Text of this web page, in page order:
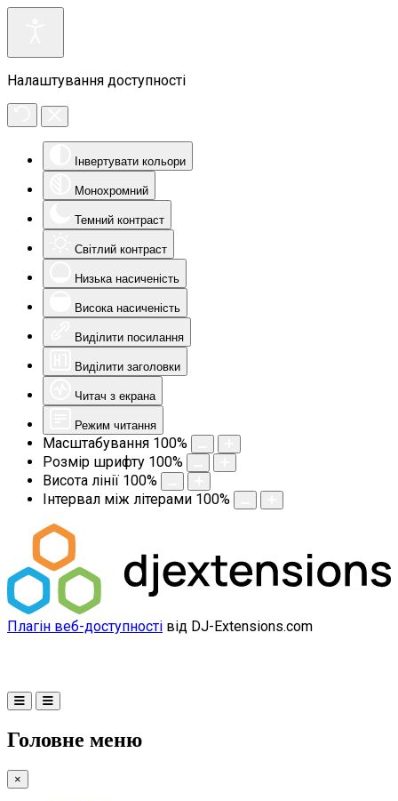
Налаштування доступності
Інвертувати кольори
Монохромний
Темний контраст
Світлий контраст
Низька насиченість
Висока насиченість
Виділити посилання
Виділити заголовки
Читач з екрана
Режим читання
Масштабування 100%
Розмір шрифту 100%
Висота лінії 100%
Інтервал між літерами 100%
Плагін веб-доступності від DJ-Extensions.com
Головне меню
×